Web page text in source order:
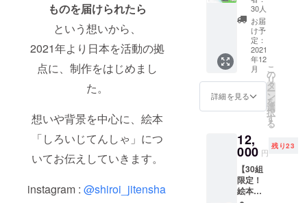
ものを届けられたら
という想いから、
2021年より日本を活動の拠
点に、制作をはじめまし
た。
想いや背景を中心に、絵本
「しろいじてんしゃ」につ
いてお伝えしていきます。
instagram : @shiroi_jitensha
ろいじ
てん
しゃ」
② オリ
ジナル
ステッ
カー 2
枚セッ
ト ③ 塗
2枚セッ
ト ※ス
テッ
カーサ
イズ：
a. 虹色
ろいじ
てん
しゃ」
と共に
塗り絵
ポスト
カード
とパズ
ルもお
届けす
るコー
族みん
なでパ
ズルに
挑戦し
て、ポ
スト
30人
お届
け予
定：
2021
年12
月
詳細を見る
こ
の
リ
タ
ー
ン
を
選
択
す
る
12,
000 円
残り23
【30組
限定！
絵本ギ